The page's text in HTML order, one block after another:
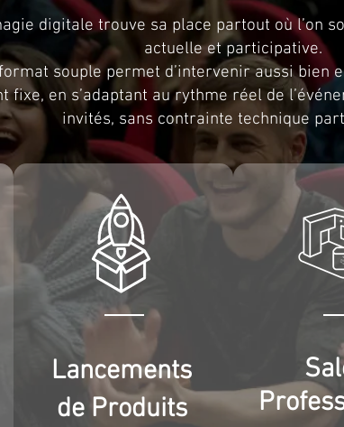
digitale trouve sa place partout où l’on
actuelle et participative.
souple permet d’intervenir aussi bien
fixe, en s’adaptant au rythme réel de
invités, sans contrainte technique
Lancements
de Produits